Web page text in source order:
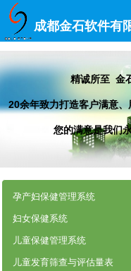
成都金石软件有
精诚所至 金
20余年致力打造客户满意
您的满意是我们
孕产妇保健管理系统
妇女保健系统
儿童保健管理系统
儿童发育筛查与评估量表